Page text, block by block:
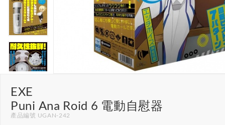
EXE
Puni Ana Roid 6 電動自慰器
產品編號 UGAN-242